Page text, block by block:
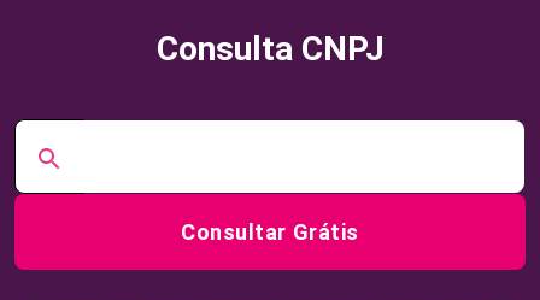
Consulta CNPJ
Consultar Grátis